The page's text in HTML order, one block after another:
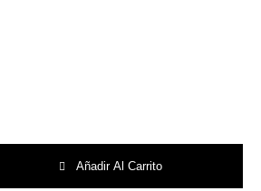
Añadir Al Carrito